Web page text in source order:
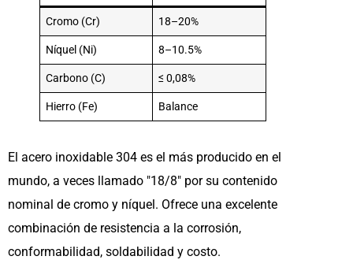
Cromo (Cr) 18–20%
Níquel (Ni) 8–10.5%
Carbono (C) ≤ 0,08%
Hierro (Fe) Balance
El acero inoxidable 304 es el más producido en el
mundo, a veces llamado "18/8" por su contenido
nominal de cromo y níquel. Ofrece una excelente
combinación de resistencia a la corrosión,
conformabilidad, soldabilidad y costo.